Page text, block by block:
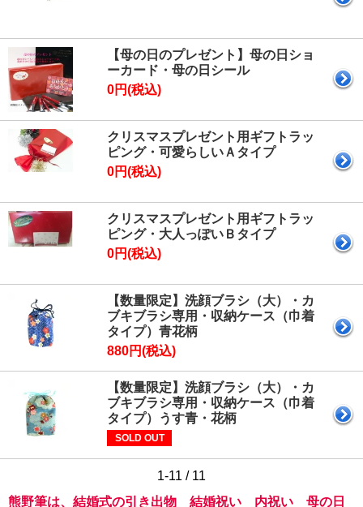
【母の日のプレゼント】母の日ショ
ーカード・母の日シール
0円(税込)
クリスマスプレゼント用ギフトラッ
ピング・可愛らしいＡタイプ
0円(税込)
クリスマスプレゼント用ギフトラッ
ピング・大人っぽいＢタイプ
0円(税込)
【数量限定】洗顔ブラシ（大）・カ
ブキブラシ専用・収納ケース（巾着
タイプ）青花柄
880円(税込)
【数量限定】洗顔ブラシ（大）・カ
ブキブラシ専用・収納ケース（巾着
タイプ）うす青・花柄
SOLD OUT
1-11 / 11
熊野筆は、結婚式の引き出物 結婚祝い 内祝い 母の日